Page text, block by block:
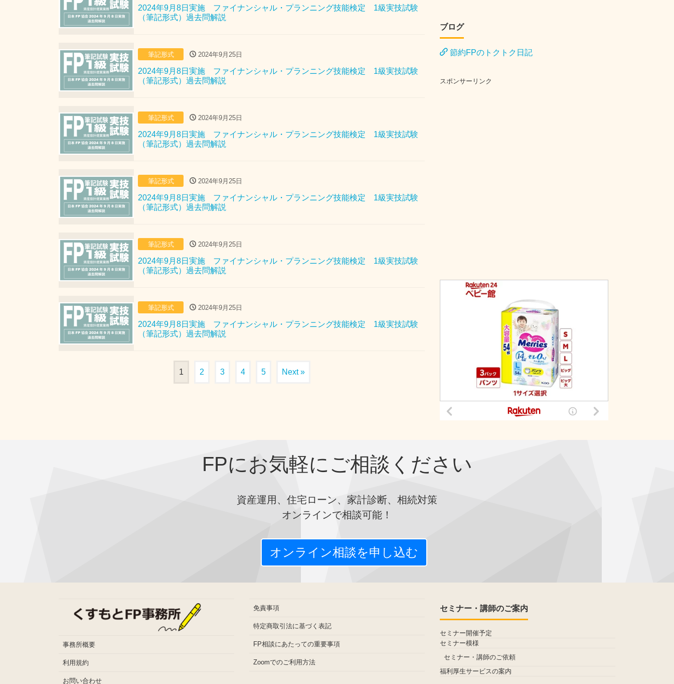
2024年9月8日実施 ファイナンシャル・プランニング技能検定 1級実技試験
（筆記形式）過去問解説
筆記形式 2024年9月25日
2024年9月8日実施 ファイナンシャル・プランニング技能検定 1級実技試験
（筆記形式）過去問解説
筆記形式 2024年9月25日
2024年9月8日実施 ファイナンシャル・プランニング技能検定 1級実技試験
（筆記形式）過去問解説
筆記形式 2024年9月25日
2024年9月8日実施 ファイナンシャル・プランニング技能検定 1級実技試験
（筆記形式）過去問解説
筆記形式 2024年9月25日
2024年9月8日実施 ファイナンシャル・プランニング技能検定 1級実技試験
（筆記形式）過去問解説
筆記形式 2024年9月25日
2024年9月8日実施 ファイナンシャル・プランニング技能検定 1級実技試験
（筆記形式）過去問解説
1 2 3 4 5 Next »
ブログ
節約FPのトクトク日記
スポンサーリンク
FPにお気軽にご相談ください
資産運用、住宅ローン、家計診断、相続対策
オンラインで相談可能！
オンライン相談を申し込む
事務所概要
利用規約
お問い合わせ
免責事項
特定商取引法に基づく表記
FP相談にあたっての重要事項
Zoomでのご利用方法
セミナー・講師のご案内
セミナー開催予定
セミナー模様
セミナー・講師のご依頼
福利厚生サービスの案内